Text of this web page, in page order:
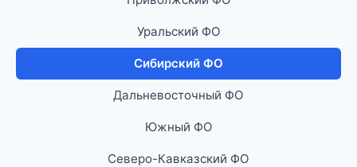
Уральский ФО
Сибирский ФО
Дальневосточный ФО
Южный ФО
Северо-Кавказский ФО